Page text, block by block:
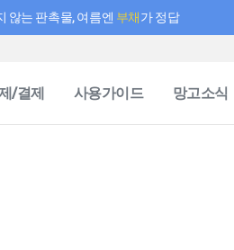
않는 판촉물, 여름엔 부채가 정답
/결제 사용가이드 망고소식